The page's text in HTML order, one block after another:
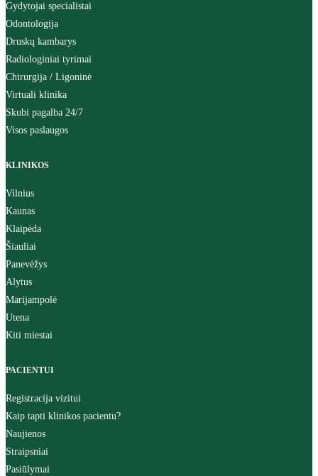
Gydytojai specialistai
Odontologija
Druskų kambarys
Radiologiniai tyrimai
Chirurgija / Ligoninė
Virtuali klinika
Skubi pagalba 24/7
Visos paslaugos
KLINIKOS
Vilnius
Kaunas
Klaipėda
Šiauliai
Panevėžys
Alytus
Marijampolė
Utena
Kiti miestai
PACIENTUI
Registracija vizitui
Kaip tapti klinikos pacientu?
Naujienos
Straipsniai
Pasiūlymai